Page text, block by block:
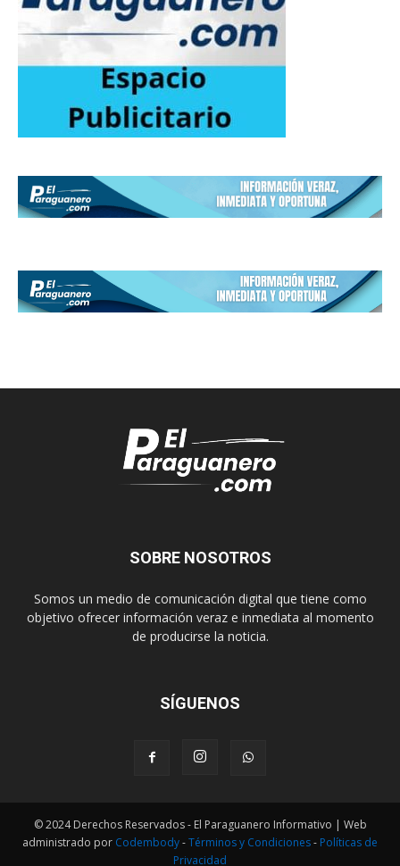
SOBRE NOSOTROS
Somos un medio de comunicación digital que tiene como
objetivo ofrecer información veraz e inmediata al momento
de producirse la noticia.
SÍGUENOS
© 2024 Derechos Reservados - El Paraguanero Informativo | Web
administrado por Codembody-Términos y Condiciones- Políticas de
Privacidad